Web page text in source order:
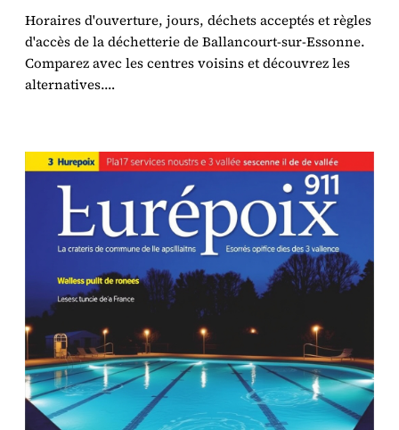
Horaires d'ouverture, jours, déchets acceptés et règles
d'accès de la déchetterie de Ballancourt-sur-Essonne.
Comparez avec les centres voisins et découvrez les
alternatives.…